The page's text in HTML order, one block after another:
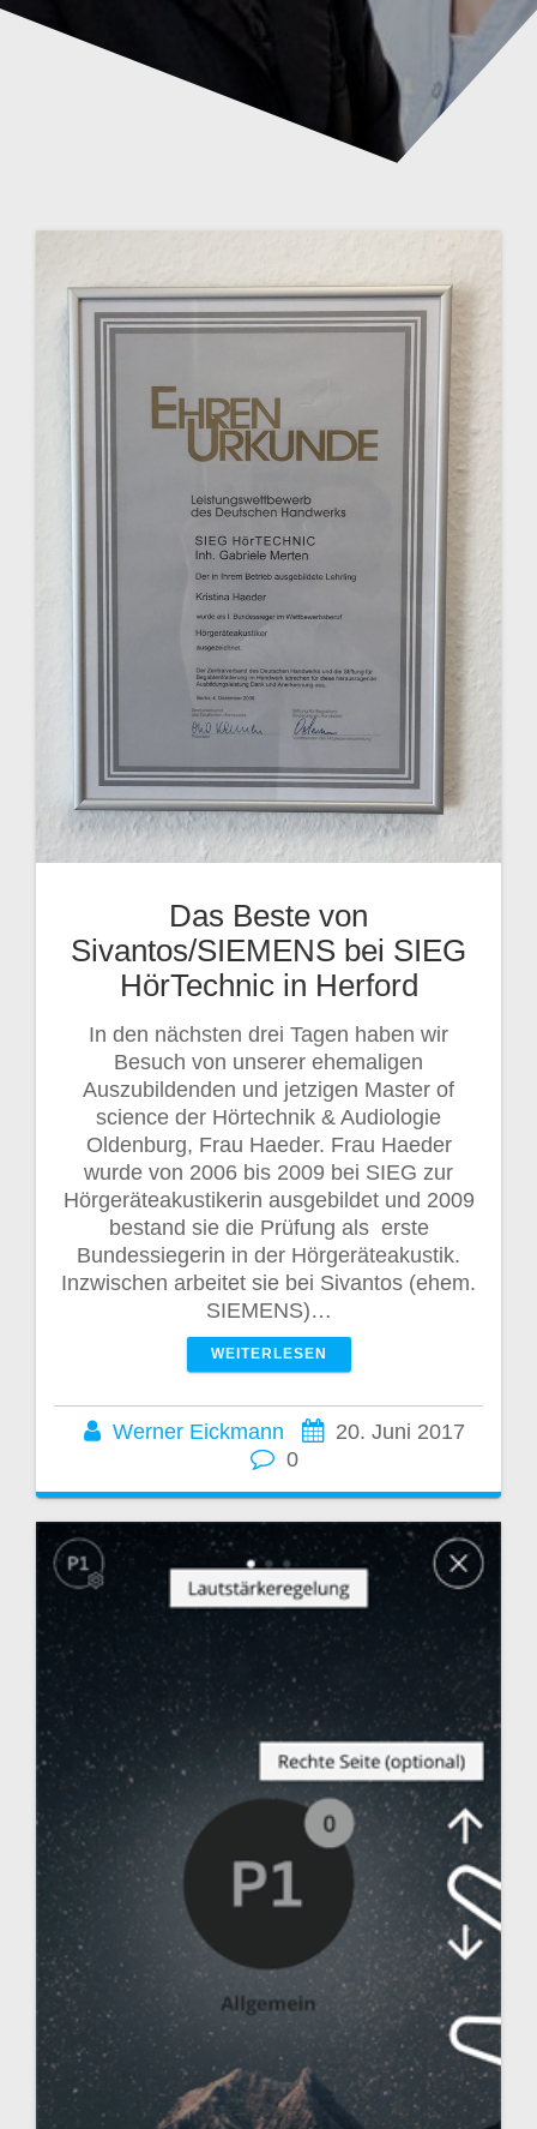
Das Beste von
Sivantos/SIEMENS bei SIEG
HörTechnic in Herford
In den nächsten drei Tagen haben wir
Besuch von unserer ehemaligen
Auszubildenden und jetzigen Master of
science der Hörtechnik & Audiologie
Oldenburg, Frau Haeder. Frau Haeder
wurde von 2006 bis 2009 bei SIEG zur
Hörgeräteakustikerin ausgebildet und 2009
bestand sie die Prüfung als erste
Bundessiegerin in der Hörgeräteakustik.
Inzwischen arbeitet sie bei Sivantos (ehem.
SIEMENS)…
WEITERLESEN
Werner Eickmann
20. Juni 2017
0